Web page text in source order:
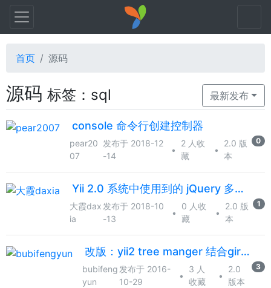
首页 源码
源码 标签：sql 最新发布
console 命令行创建控制器
pear20
07
发布于 2018-12
-14
•
2 人收
藏
•
2.0 版
本
0
Yii 2.0 系统中使用到的 jQuery 多级列表树插件 bootstrap-treeview
大霞dax
ia
发布于 2018-10
-13
•
0 人收
藏
•
2.0 版
本
1
改版：yii2 tree manger 结合girdview的使用方法
bubifeng
yun
发布于 2016-
10-29
•
3 人
收藏
•
2.0
版本
3